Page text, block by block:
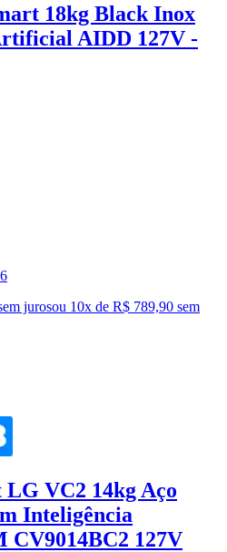
18kg Black Inox
AIDD 127V -
jurosou 10x de R$ 789,90 sem
LG VC2 14kg Aço
Inteligência
127V